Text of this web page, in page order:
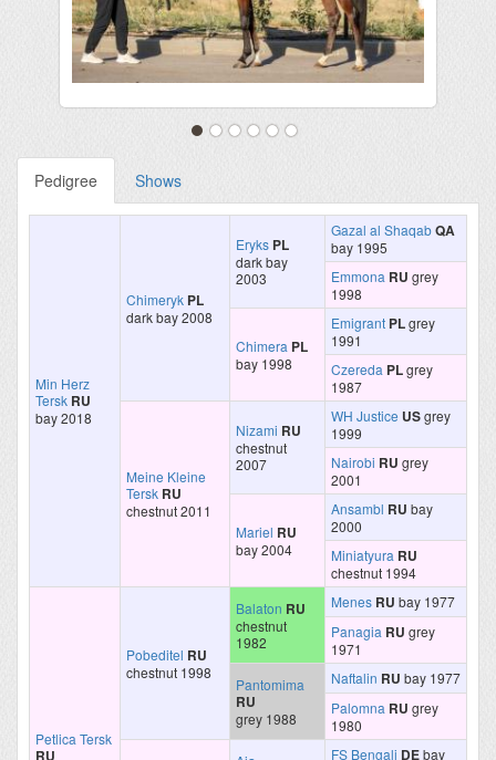
Pedigree Shows
Min Herz
Tersk RU
bay 2018
Chimeryk PL
dark bay 2008
Eryks PL
dark bay
2003
Gazal al ShaqabQA
bay 1995
Emmona RU grey
1998
Chimera PL
bay 1998
Emigrant PLgrey
1991
Czereda PLgrey
1987
Meine Kleine
Tersk RU
chestnut 2011
Nizami RU
chestnut
2007
WH Justice USgrey
1999
Nairobi RU grey
2001
Mariel RU
bay 2004
Ansambl RU bay
2000
Miniatyura RU
chestnut 1994
Petlica Tersk
RU
Pobeditel RU
chestnut 1998
Balaton RU
chestnut
1982
Menes RU bay 1977
Panagia RU grey
1971
Pantomima
RU
grey 1988
Naftalin RU bay 1977
Palomna RU grey
1980
FS Bengali DEbay